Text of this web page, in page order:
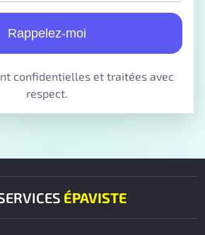
Rappelez-moi
confidentielles et traitées avec
respect.
ÉPAVISTE